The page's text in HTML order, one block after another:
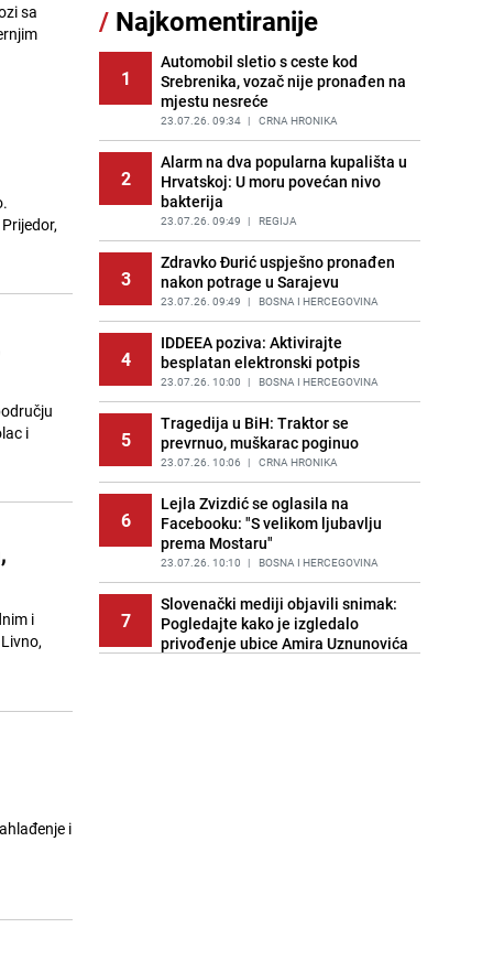
sa
i
i
i
11
Akcija na Dobrinji: Specijalci MUP-a
PRIJE 1 DAN LOKALNE TEME
Šta se dešava u sarajevskom
naselju Vraca? Policija zaprimila
dojavu, izašli na teren
PRIJE 2 DANA | CRNA HRONIKA
Znate li šta Dino Merlin pojede prije
izlaska na scenu? Njegov ritual
iznenadio mnoge
PRIJE OKO 23H | SHOWBIZ
14
Nastavak provokacija: MUP RS
oduzeo zastavu s ljiljanima i
sankcionisao vozača iz Bosanskog
Novog
PRIJE OKO 22H BOSNA I HERCEGOVINA
15
Kako izgleda travnjak stadiona
Koševo nakon tri koncerta Dine
Merlina
PRIJE 1 DAN | FOTO
/ Najkomentiranije
1
Automobil sletio s ceste kod
Srebrenika, vozač nije pronađen na
mjestu nesreće
23.07.26. 09:34 | CRNA HRONIKA
2
Alarm na dva popularna kupališta u
Hrvatskoj: U moru povećan nivo
bakterija
23.07.26. 09:49 | REGIJA
3
Zdravko Đurić uspješno pronađen
nakon potrage u Sarajevu
23.07.26. 09:49 | BOSNA I HERCEGOVINA
4
IDDEEA poziva: Aktivirajte
besplatan elektronski potpis
23.07.26. 10:00 | BOSNA I HERCEGOVINA
5
Tragedija u BiH: Traktor se
prevrnuo, muškarac poginuo
23.07.26. 10:06 | CRNA HRONIKA
6
Lejla Zvizdić se oglasila na
Facebooku: "S velikom ljubavlju
prema Mostaru"
23.07.26. 10:10 | BOSNA I HERCEGOVINA
7
Slovenački mediji objavili snimak:
Pogledajte kako je izgledalo
privođenje ubice Amira Uznunovića